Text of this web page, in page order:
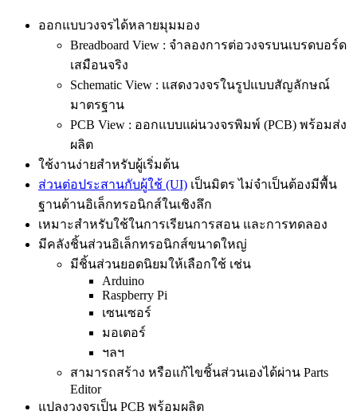
ออกแบบวงจรได้หลายมุมมอง
Breadboard View : จำลองการต่อวงจรบนเบรดบอร์ด
เสมือนจริง
Schematic View : แสดงวงจรในรูปแบบสัญลักษณ์
มาตรฐาน
PCB View : ออกแบบแผ่นวงจรพิมพ์ (PCB) พร้อมส่ง
ผลิต
ใช้งานง่ายสำหรับผู้เริ่มต้น
ส่วนต่อประสานกับผู้ใช้ (UI) เป็นมิตร ไม่จำเป็นต้องมีพื้น
ฐานด้านอิเล็กทรอนิกส์ในเชิงลึก
เหมาะสำหรับใช้ในการเรียนการสอน และการทดลอง
มีคลังชิ้นส่วนอิเล็กทรอนิกส์ขนาดใหญ่
มีชิ้นส่วนยอดนิยมให้เลือกใช้ เช่น
Arduino
Raspberry Pi
เซนเซอร์
มอเตอร์
ฯลฯ
สามารถสร้าง หรือแก้ไขชิ้นส่วนเองได้ผ่าน Parts
Editor
แปลงวงจรเป็น PCB พร้อมผลิต